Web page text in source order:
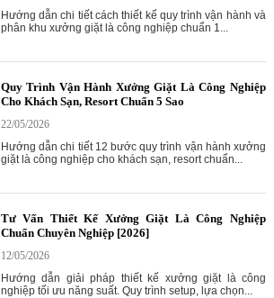
Hướng dẫn chi tiết cách thiết kế quy trình vận hành và
phân khu xưởng giặt là công nghiệp chuẩn 1...
Quy Trình Vận Hành Xưởng Giặt Là Công Nghiệp
Cho Khách Sạn, Resort Chuẩn 5 Sao
22/05/2026
Hướng dẫn chi tiết 12 bước quy trình vận hành xưởng
giặt là công nghiệp cho khách sạn, resort chuẩn...
Tư Vấn Thiết Kế Xưởng Giặt Là Công Nghiệp
Chuẩn Chuyên Nghiệp [2026]
12/05/2026
Hướng dẫn giải pháp thiết kế xưởng giặt là công
nghiệp tối ưu năng suất. Quy trình setup, lựa chọn...